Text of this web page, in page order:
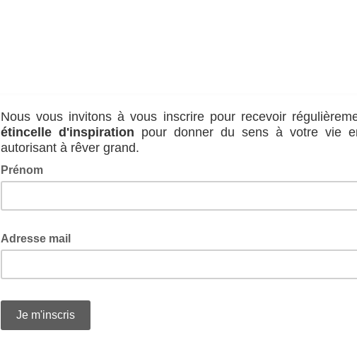
Nous vous invitons à vous inscrire pour recevoir
étincelle d'inspiration pour donner du sens à votre vie
autorisant à rêver grand.
Prénom
Adresse mail